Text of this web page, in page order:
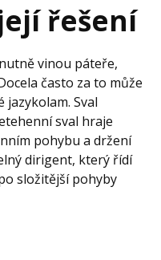
řešení
vinou páteře,
často za to může
jazykolam. Sval
sval hraje
pohybu a držení
dirigent, který řídí
složitější pohyby